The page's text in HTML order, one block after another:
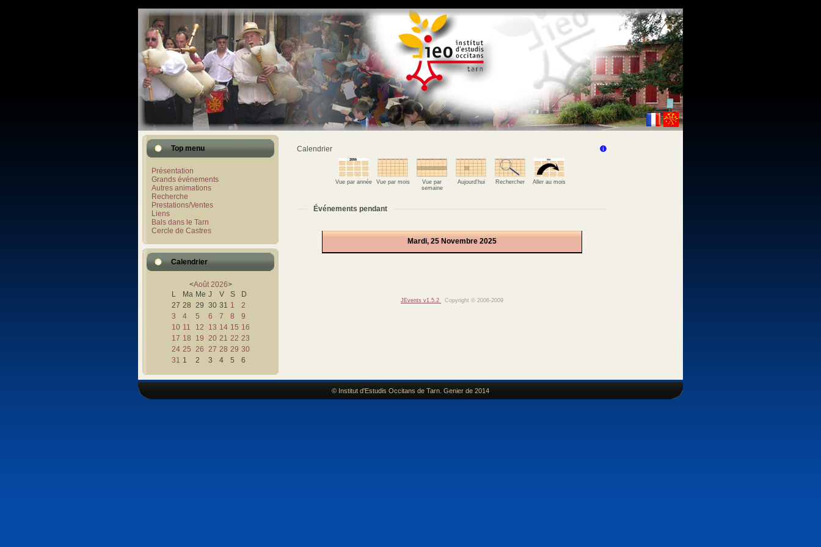
Top menu
Présentation
Grands événements
Autres animations
Recherche
Prestations/Ventes
Liens
Bals dans le Tarn
Cercle de Castres
Calendrier
<Août 2026>
L
Ma Me J V S
D
27 28 29 30 31 1
2
3
4 5 6 7 8
9
10 11 12 13 14 15 16
17 18 19 20 21 22 23
24 25 26 27 28 29 30
31 1 2 3 4 5 6
Calendrier
Vue par année Vue par mois
Vue par
semaine
Aujourd'hui Rechercher Aller au mois
Événements pendant
Mardi, 25 Novembre 2025
JEvents v1.5.2 Copyright © 2006-2009
© Institut d'Estudis Occitans de Tarn. Genier de 2014